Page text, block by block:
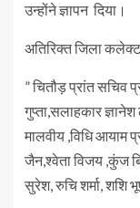
उन्होंने ज्ञापन दिया।
अतिरिक्त जिला
” चितौड़ प्रांत सचिव
गुप्ता,सलाहकार
मालवीय ,विधि आयाम
जैन,श्वेता विजय ,कुंज
सुरेश, रुचि शर्मा, शशि